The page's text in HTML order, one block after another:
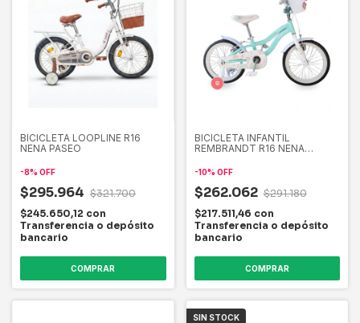
BICICLETA LOOPLINE R16
NENA PASEO
-8% OFF
$295.964 $321.700
$245.650,12 con
Transferencia o depósito
bancario
COMPRAR
BICICLETA INFANTIL
REMBRANDT R16 NENA
-10% OFF
$262.062 $291.180
$217.511,46 con
Transferencia o depósito
bancario
SIN STOCK